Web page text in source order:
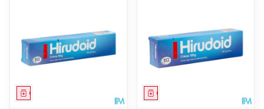
Geneesmiddel Geneesmiddel